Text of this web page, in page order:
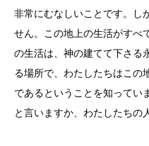
非常にむなしいことです。し
せん。この地上の生活がすべ
の生活は、神の建てて下さる
る場所で、わたしたちはこの
であるということを知ってい
と言いますか、わたしたちの